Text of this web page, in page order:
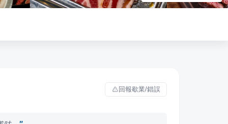
回報歇業/錯誤